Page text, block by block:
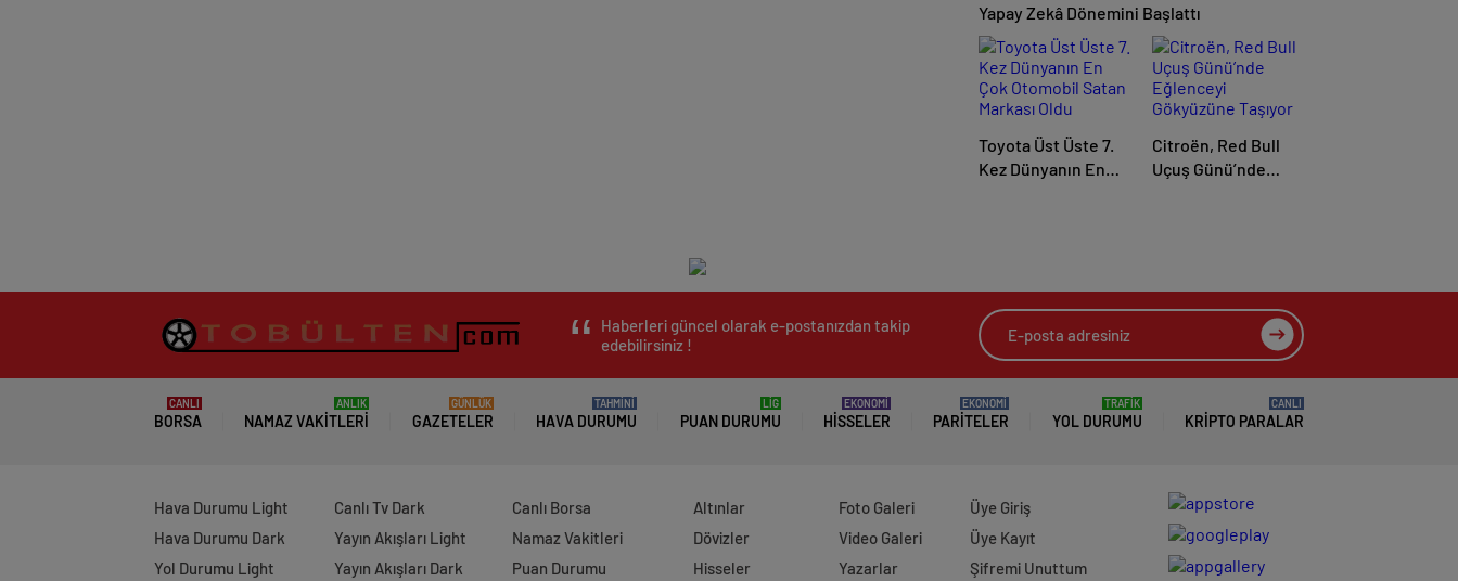
Yapay Zekâ Dönemini Başlattı
Toyota Üst Üste 7.
Kez Dünyanın En
Citroën, Red Bull
Uçuş Günü’nde
Haberleri güncel olarak e-postanızdan takip
edebilirsiniz !
BORSA
CANLI
NAMAZ VAKITLERI
ANLIK
GAZETELER
GÜNLÜK
HAVA DURUMU
TAHMİNİ
PUAN DURUMU
LİG
HISSELER
EKONOMİ
PARITELER
EKONOMİ
YOL DURUMU
TRAFİK
KRIPTO PARALAR
CANLI
Hava Durumu Light
Hava Durumu Dark
Yol Durumu Light
Canlı Tv Dark
Yayın Akışları Light
Yayın Akışları Dark
Canlı Borsa
Namaz Vakitleri
Puan Durumu
Altınlar
Dövizler
Hisseler
Foto Galeri
Video Galeri
Yazarlar
Üye Giriş
Üye Kayıt
Şifremi Unuttum